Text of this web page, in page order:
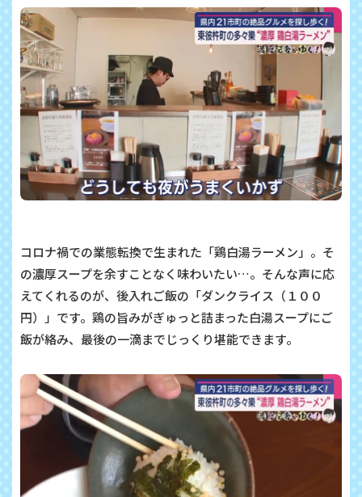
コロナ禍での業態転換で生まれた「鶏白湯ラーメン」。そ
の濃厚スープを余すことなく味わいたい…。そんな声に応
えてくれるのが、後入れご飯の「ダンクライス（１００
円）」です。鶏の旨みがぎゅっと詰まった白湯スープにご
飯が絡み、最後の一滴までじっくり堪能できます。